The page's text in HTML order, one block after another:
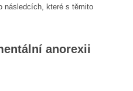
následcích, které s těmito
anorexii